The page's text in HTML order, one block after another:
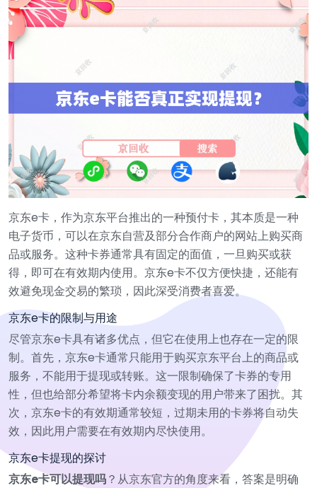
京东e卡，作为京东平台推出的一种预付卡，其本质是一种
电子货币，可以在京东自营及部分合作商户的网站上购买商
品或服务。这种卡券通常具有固定的面值，一旦购买或获
得，即可在有效期内使用。京东e卡不仅方便快捷，还能有
效避免现金交易的繁琐，因此深受消费者喜爱。
京东e卡的限制与用途
尽管京东e卡具有诸多优点，但它在使用上也存在一定的限
制。首先，京东e卡通常只能用于购买京东平台上的商品或
服务，不能用于提现或转账。这一限制确保了卡券的专用
性，但也给部分希望将卡内余额变现的用户带来了困扰。其
次，京东e卡的有效期通常较短，过期未用的卡券将自动失
效，因此用户需要在有效期内尽快使用。
京东e卡提现的探讨
京东e卡可以提现吗？从京东官方的角度来看，答案是明确